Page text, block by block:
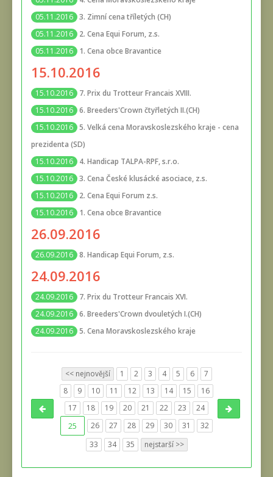
05.11.2016 3. Zimní cena tříletých (CH)
05.11.2016
2. Cena Equi Forum, z.s.
05.11.2016
1. Cena obce Bravantice
15.10.2016
15.10.2016
7. Prix du Trotteur Francais XVIII.
15.10.2016 6. Breeders'Crown čtyřletých II.(CH)
15.10.2016 5. Velká cena Moravskoslezského kraje - cena
prezidenta (SD)
15.10.2016
4. Handicap TALPA-RPF, s.r.o.
15.10.2016 3. Cena České klusácké asociace, z.s.
15.10.2016
2. Cena Equi Forum z.s.
15.10.2016
1. Cena obce Bravantice
26.09.2016
26.09.2016 8. Handicap Equi Forum, z.s.
24.09.2016
24.09.2016
7. Prix du Trotteur Francais XVI.
24.09.2016 6. Breeders'Crown dvouletých I.(CH)
24.09.2016 5. Cena Moravskoslezského kraje
<< nejnovější 1 2 3 4 5 6
7
8
9 10 11 12 13 14 15
16
17
18 19 20 21 22 23 24
25 26 27 28 29 30 31
32
33
34 35 nejstarší >>